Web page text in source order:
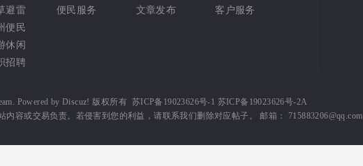
避雷
便民
休闲
招聘
便民服务 文章发布 客户服务
Powered byDiscuz! 版权所有 苏ICP备19023626号-1 苏ICP备19023626号-2A
容或交易负责。若侵害到您的利益，请联系我们删除对应帖子。 邮箱： 715883206@qq.com